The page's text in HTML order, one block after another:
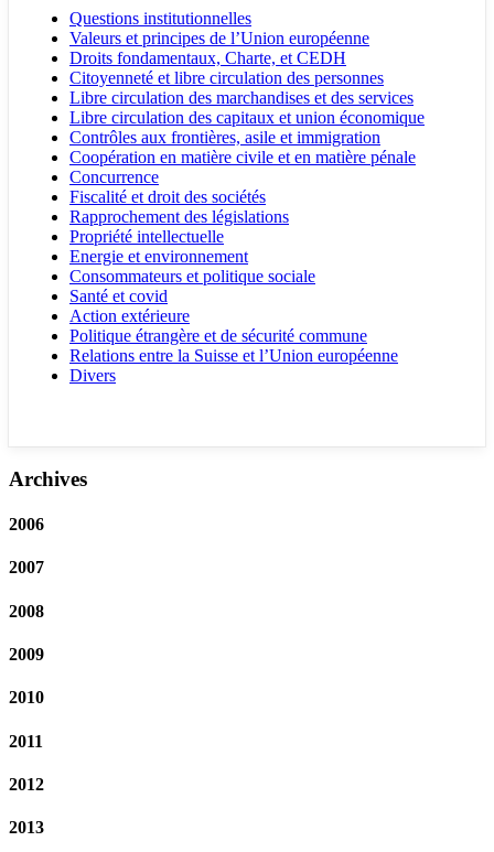
Questions institutionnelles
Valeurs et principes de l’Union européenne
Droits fondamentaux, Charte, et CEDH
Citoyenneté et libre circulation des personnes
Libre circulation des marchandises et des services
Libre circulation des capitaux et union économique
Contrôles aux frontières, asile et immigration
Coopération en matière civile et en matière pénale
Concurrence
Fiscalité et droit des sociétés
Rapprochement des législations
Propriété intellectuelle
Energie et environnement
Consommateurs et politique sociale
Santé et covid
Action extérieure
Politique étrangère et de sécurité commune
Relations entre la Suisse et l’Union européenne
Divers
Archives
2006
2007
2008
2009
2010
2011
2012
2013